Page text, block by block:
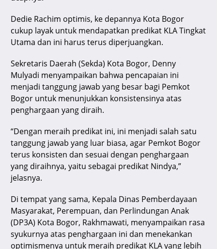
Dedie Rachim optimis, ke depannya Kota Bogor
cukup layak untuk mendapatkan predikat KLA Tingkat
Utama dan ini harus terus diperjuangkan.
Sekretaris Daerah (Sekda) Kota Bogor, Denny
Mulyadi menyampaikan bahwa pencapaian ini
menjadi tanggung jawab yang besar bagi Pemkot
Bogor untuk menunjukkan konsistensinya atas
penghargaan yang diraih.
“Dengan meraih predikat ini, ini menjadi salah satu
tanggung jawab yang luar biasa, agar Pemkot Bogor
terus konsisten dan sesuai dengan penghargaan
yang diraihnya, yaitu sebagai predikat Nindya,”
jelasnya.
Di tempat yang sama, Kepala Dinas Pemberdayaan
Masyarakat, Perempuan, dan Perlindungan Anak
(DP3A) Kota Bogor, Rakhmawati, menyampaikan rasa
syukurnya atas penghargaan ini dan menekankan
optimismenya untuk meraih predikat KLA yang lebih